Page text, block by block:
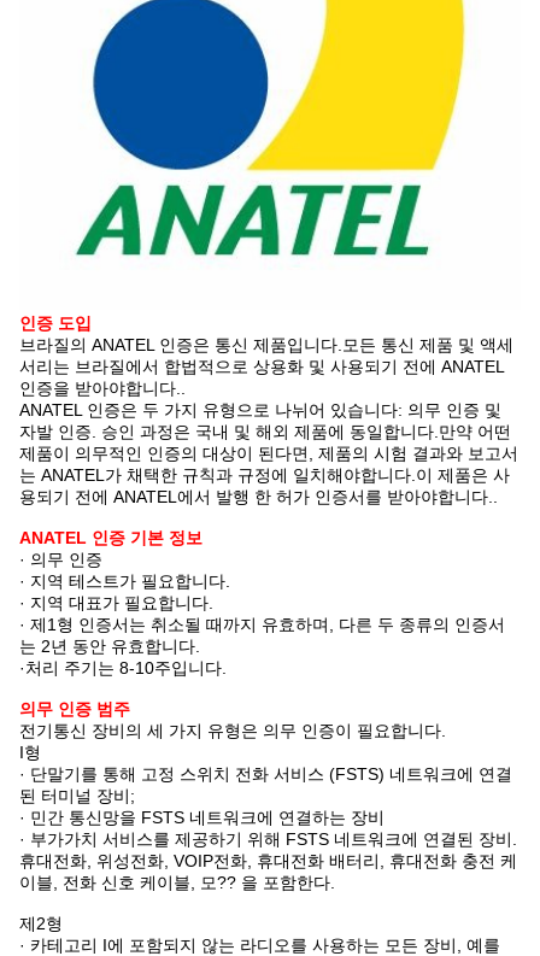
인증 도입
브라질의 ANATEL 인증은 통신 제품입니다.모든 통신 제품 및 액세
서리는 브라질에서 합법적으로 상용화 및 사용되기 전에 ANATEL
인증을 받아야합니다..
ANATEL 인증은 두 가지 유형으로 나뉘어 있습니다: 의무 인증 및
자발 인증. 승인 과정은 국내 및 해외 제품에 동일합니다.만약 어떤
제품이 의무적인 인증의 대상이 된다면, 제품의 시험 결과와 보고서
는 ANATEL가 채택한 규칙과 규정에 일치해야합니다.이 제품은 사
용되기 전에 ANATEL에서 발행 한 허가 인증서를 받아야합니다..
ANATEL 인증 기본 정보
· 의무 인증
· 지역 테스트가 필요합니다.
· 지역 대표가 필요합니다.
· 제1형 인증서는 취소될 때까지 유효하며, 다른 두 종류의 인증서
는 2년 동안 유효합니다.
·처리 주기는 8-10주입니다.
의무 인증 범주
전기통신 장비의 세 가지 유형은 의무 인증이 필요합니다.
I형
· 단말기를 통해 고정 스위치 전화 서비스 (FSTS) 네트워크에 연결
된 터미널 장비;
· 민간 통신망을 FSTS 네트워크에 연결하는 장비
· 부가가치 서비스를 제공하기 위해 FSTS 네트워크에 연결된 장비.
휴대전화, 위성전화, VOIP전화, 휴대전화 배터리, 휴대전화 충전 케
이블, 전화 신호 케이블, 모?? 을 포함한다.
제2형
· 카테고리 I에 포함되지 않는 라디오를 사용하는 모든 장비, 예를